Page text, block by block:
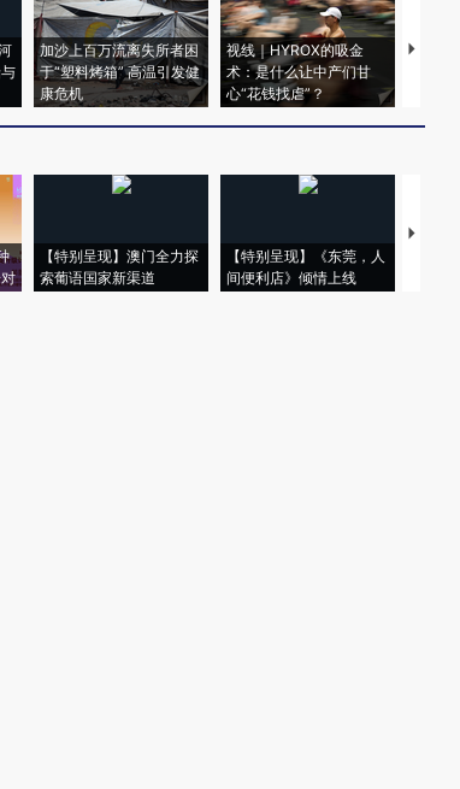
加沙上百万流离失所者困
于“塑料烤箱” 高温引发健
康危机
视线｜HYROX的吸金
术：是什么让中产们甘
心“花钱找虐”？
马航飞
粒摇
【特别呈现】澳门全力探
索葡语国家新渠道
【特别呈现】《东莞，人
间便利店》倾情上线
【推广